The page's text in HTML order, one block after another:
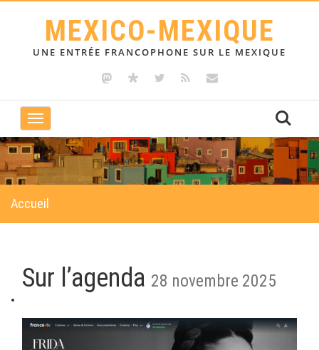
MEXICO-MEXIQUE
UNE ENTRÉE FRANCOPHONE SUR LE MEXIQUE
Toggle
navigation
Accueil
Sur l’agenda 28 novembre 2025